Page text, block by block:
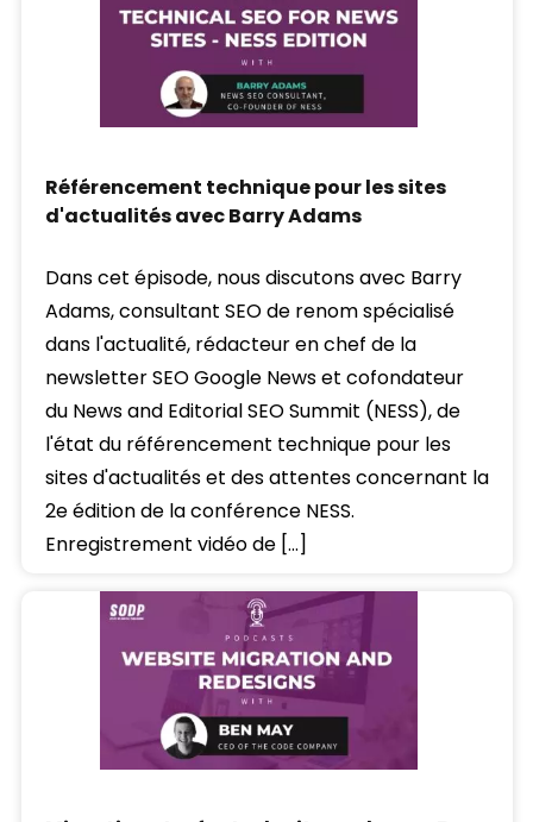
Référencement technique pour les sites
d'actualités avec Barry Adams
Dans cet épisode, nous discutons avec Barry
Adams, consultant SEO de renom spécialisé
dans l'actualité, rédacteur en chef de la
newsletter SEO Google News et cofondateur
du News and Editorial SEO Summit (NESS), de
l'état du référencement technique pour les
sites d'actualités et des attentes concernant la
2e édition de la conférence NESS.
Enregistrement vidéo de […]